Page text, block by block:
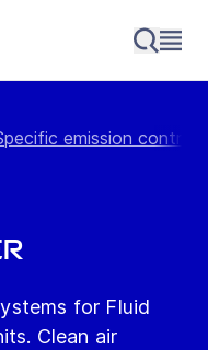
emission control
for Fluid
Clean air